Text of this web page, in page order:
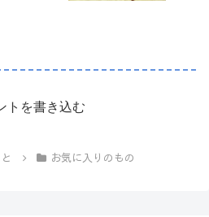
トを書き込む
お気に入りのもの